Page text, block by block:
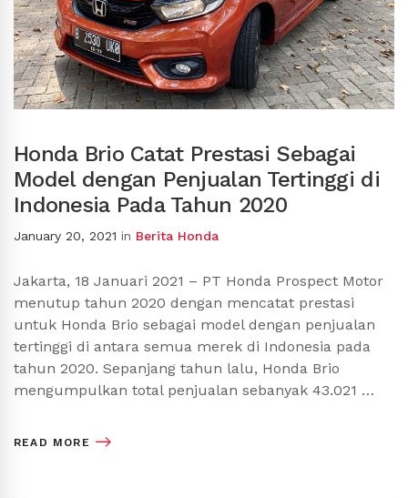
Honda Brio Catat Prestasi Sebagai
Model dengan Penjualan Tertinggi di
Indonesia Pada Tahun 2020
January 20, 2021 in Berita Honda
Jakarta, 18 Januari 2021 – PT Honda Prospect Motor
menutup tahun 2020 dengan mencatat prestasi
untuk Honda Brio sebagai model dengan penjualan
tertinggi di antara semua merek di Indonesia pada
tahun 2020. Sepanjang tahun lalu, Honda Brio
mengumpulkan total penjualan sebanyak 43.021 …
READ MORE